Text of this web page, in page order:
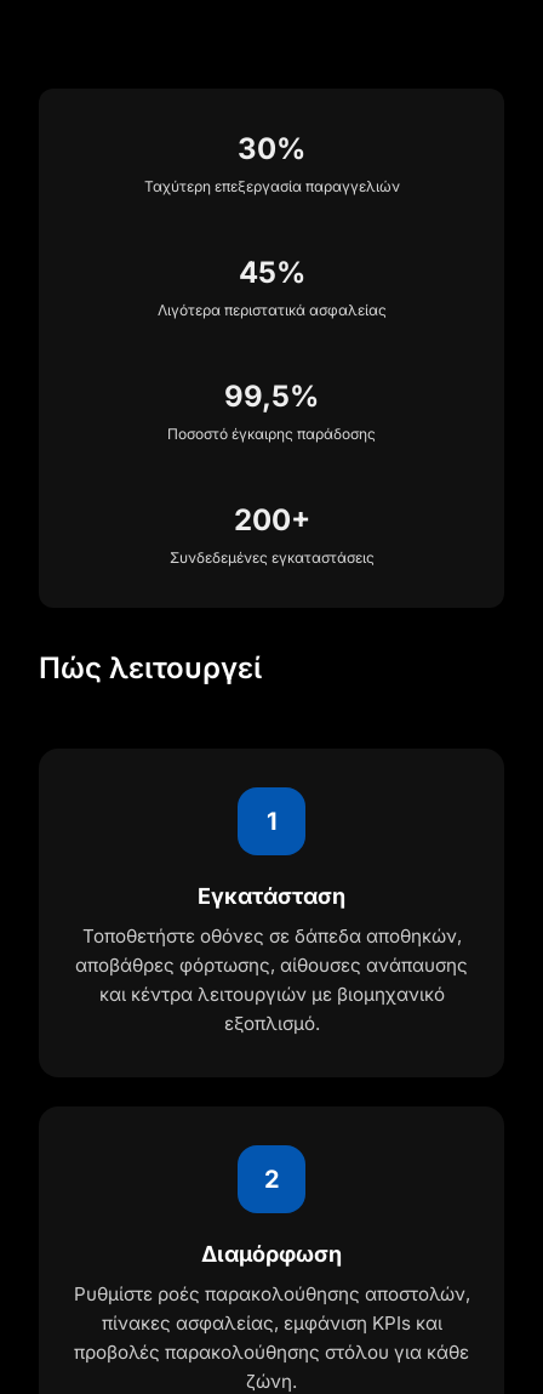
30%
Ταχύτερη επεξεργασία παραγγελιών
45%
Λιγότερα περιστατικά ασφαλείας
99,5%
Ποσοστό έγκαιρης παράδοσης
200+
Συνδεδεμένες εγκαταστάσεις
Πώς λειτουργεί
1
Εγκατάσταση
Τοποθετήστε οθόνες σε δάπεδα αποθηκών,
αποβάθρες φόρτωσης, αίθουσες ανάπαυσης
και κέντρα λειτουργιών με βιομηχανικό
εξοπλισμό.
2
Διαμόρφωση
Ρυθμίστε ροές παρακολούθησης αποστολών,
πίνακες ασφαλείας, εμφάνιση KPIs και
προβολές παρακολούθησης στόλου για κάθε
ζώνη.